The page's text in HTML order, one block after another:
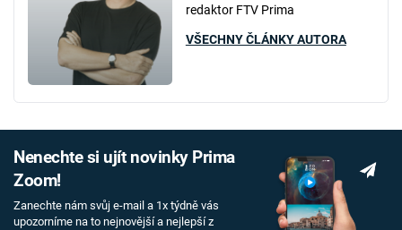
redaktor FTV Prima
VŠECHNY ČLÁNKY AUTORA
Nenechte si ujít novinky Prima
Zoom!
Zanechte nám svůj e-mail a 1x týdně vás
upozorníme na to nejnovější a nejlepší z